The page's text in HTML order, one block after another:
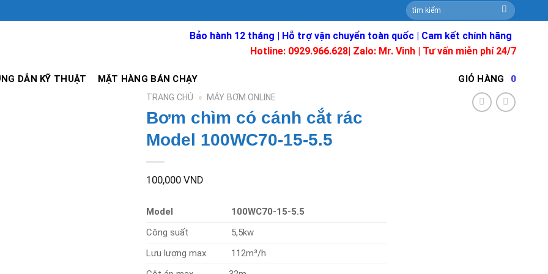
Tìm
kiếm:
Bảo hành 12 tháng | Hỗ trợ vận chuyển toàn quốc | Cam kết chính hãng
Hotline: 0929.966.628| Zalo: Mr. Vinh | Tư vấn miễn phí 24/7
DẪN KỸ THUẬT MẶT HÀNG BÁN CHẠY GIỎ HÀNG 0
TRANG CHỦ » MÁY BƠM.ONLINE
Bơm chìm có cánh cắt rác
Model 100WC70-15-5.5
100,000 VND
Model
100WC70-15-5.5
Công suất
5,5kw
Lưu lượng max
112m³/h